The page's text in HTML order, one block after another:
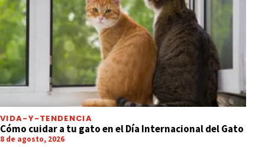
VIDA-Y-TENDENCIA
Cómo cuidar a tu gato en el Día Internacional del Gato
8 de agosto, 2026